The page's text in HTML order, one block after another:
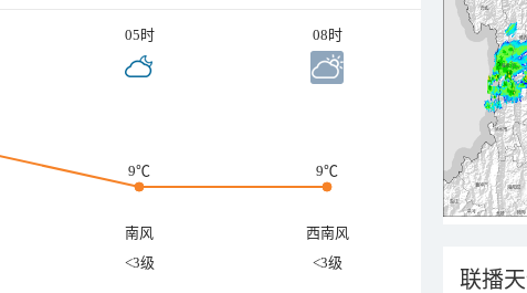
05时 08时
9℃ 9℃
南风
西南风
<3级 <3级
联播